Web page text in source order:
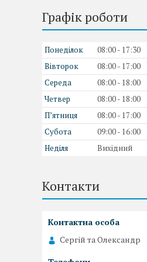
Графік роботи
Понеділок 08:00
17:30
Вівторок
08:00
17:00
Середа
08:00
18:00
Четвер
08:00
18:00
Пʼятниця
08:00
17:00
Субота
09:00
16:00
Неділя
Вихідний
Контакти
Сергій та Олександр